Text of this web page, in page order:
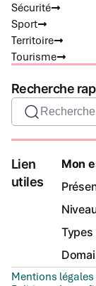
Sécurité
Sport
Territoire
Tourisme
Recherche
Lien
utiles
Mon
Mentions